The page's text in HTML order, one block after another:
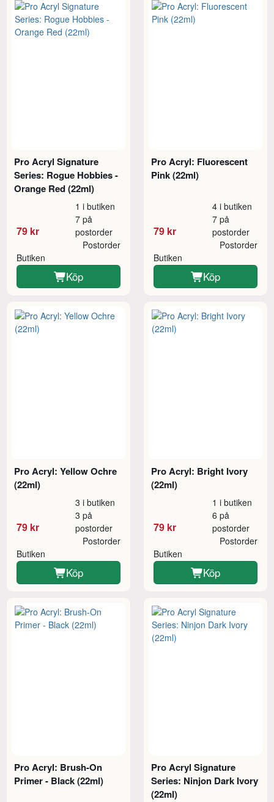
Pro Acryl Signature
Series: Rogue Hobbies -
Orange Red (22ml)
79 kr
1 i butiken
7 på
postorder
Butiken
Postorder
Köp
Pro Acryl: Fluorescent
Pink (22ml)
79 kr
4 i butiken
7 på
postorder
Butiken
Postorder
Köp
Pro Acryl: Yellow Ochre
(22ml)
79 kr
3 i butiken
3 på
postorder
Butiken
Postorder
Köp
Pro Acryl: Bright Ivory
(22ml)
79 kr
1 i butiken
6 på
postorder
Butiken
Postorder
Köp
Pro Acryl: Brush-On
Primer - Black (22ml)
Pro Acryl Signature
Series: Ninjon Dark Ivory
(22ml)